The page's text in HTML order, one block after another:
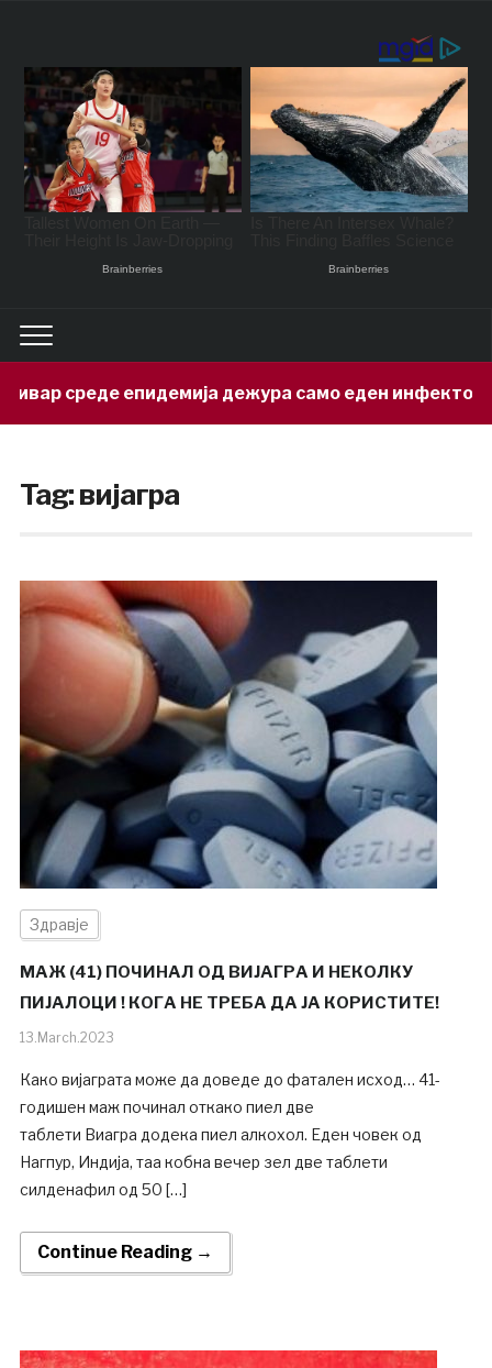
епидемија дежура само еден инфектолог
Tag:вијагра
Здравје
МАЖ (41) ПОЧИНАЛ ОД ВИЈАГРА И НЕКОЛКУ
ПИЈАЛОЦИ ! КОГА НЕ ТРЕБА ДА ЈА КОРИСТИТЕ!
13.March.2023
Како вијаграта може да доведе до фатален исход… 41-
годишен маж починал откако пиел две
таблети Виагра додека пиел алкохол. Еден човек од
Нагпур, Индија, таа кобна вечер зел две таблети
силденафил од 50 […]
Continue Reading →